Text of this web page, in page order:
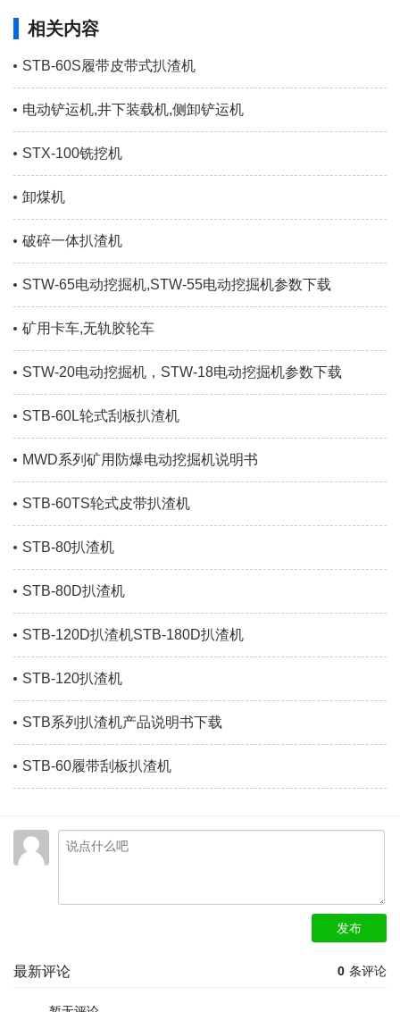
相关内容
STB-60S履带皮带式扒渣机
电动铲运机,井下装载机,侧卸铲运机
STX-100铣挖机
卸煤机
破碎一体扒渣机
STW-65电动挖掘机,STW-55电动挖掘机参数下载
矿用卡车,无轨胶轮车
STW-20电动挖掘机，STW-18电动挖掘机参数下载
STB-60L轮式刮板扒渣机
MWD系列矿用防爆电动挖掘机说明书
STB-60TS轮式皮带扒渣机
STB-80扒渣机
STB-80D扒渣机
STB-120D扒渣机STB-180D扒渣机
STB-120扒渣机
STB系列扒渣机产品说明书下载
STB-60履带刮板扒渣机
发布
0 条评论
最新评论